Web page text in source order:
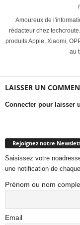
Amoureux de
rédacteur chez
produits Apple, Xiaomi,
au
LAISSER UN
Connecter pour laisser
Rejoignez notre
Saisissez votre
une notification de
Prénom ou nom
Email